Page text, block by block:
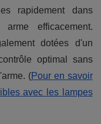
rapidement dans
efficacement.
dotées d'un
optimal sans
(Pour en savoir
avec les lampes